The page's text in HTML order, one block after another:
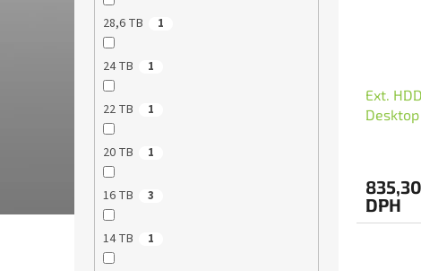
28,6 TB 1
24 TB 1
22 TB 1
20 TB 1
16 TB 3
14 TB 1
Ext.
DPH